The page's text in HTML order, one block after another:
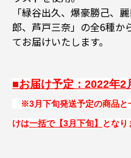
「緑谷出久、爆豪勝己、
郎、芦戸三奈」の全6種か
てお届けいたします。
■お届け予定：2022年2
※3月下旬発送予定の商品と
けは一括で【3月下旬】 となり